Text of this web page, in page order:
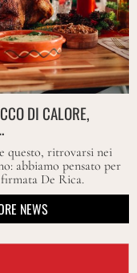
DI CALORE,
questo, ritrovarsi nei
abbiamo pensato per
De Rica.
NEWS